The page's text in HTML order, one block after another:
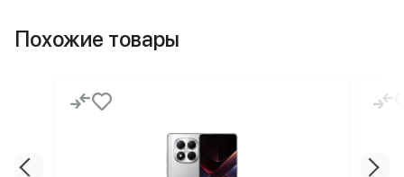
Похожие товары